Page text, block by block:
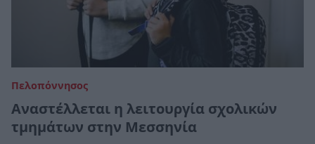
Πελοπόννησος
Αναστέλλεται η λειτουργία σχολικών
τμημάτων στην Μεσσηνία